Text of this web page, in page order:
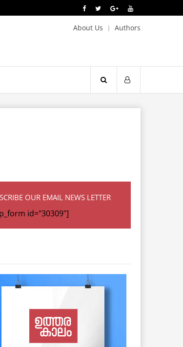
About Us Authors
OUR EMAIL NEWS LETTER
id="30309"]